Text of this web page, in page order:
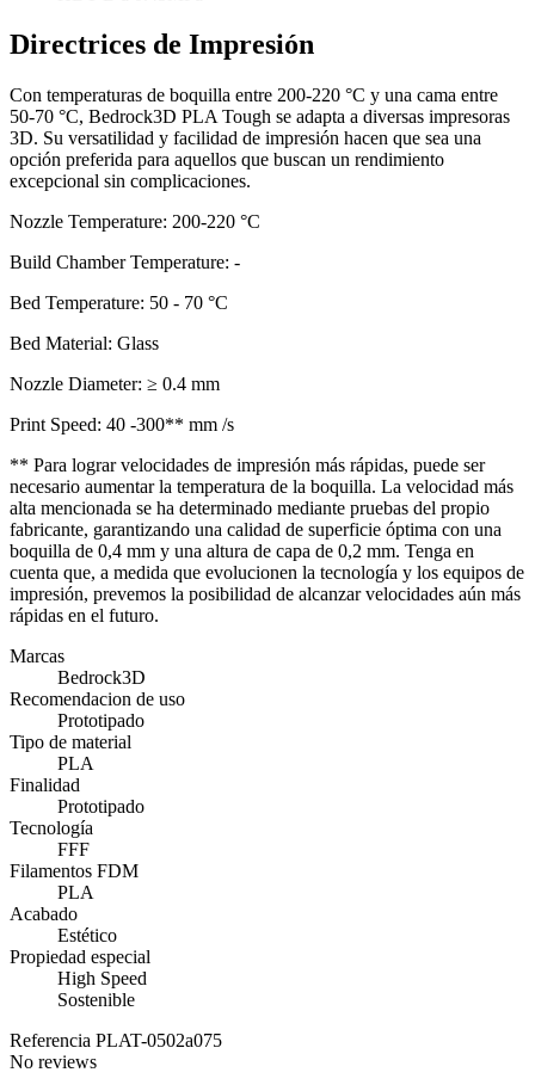
Directrices de Impresión
Con temperaturas de boquilla entre 200-220 °C y una cama entre
50-70 °C, Bedrock3D PLA Tough se adapta a diversas impresoras
3D. Su versatilidad y facilidad de impresión hacen que sea una
opción preferida para aquellos que buscan un rendimiento
excepcional sin complicaciones.
Nozzle Temperature: 200-220 °C
Build Chamber Temperature: -
Bed Temperature: 50 - 70 °C
Bed Material: Glass
Nozzle Diameter: ≥ 0.4 mm
Print Speed: 40 -300** mm /s
** Para lograr velocidades de impresión más rápidas, puede ser
necesario aumentar la temperatura de la boquilla. La velocidad más
alta mencionada se ha determinado mediante pruebas del propio
fabricante, garantizando una calidad de superficie óptima con una
boquilla de 0,4 mm y una altura de capa de 0,2 mm. Tenga en
cuenta que, a medida que evolucionen la tecnología y los equipos de
impresión, prevemos la posibilidad de alcanzar velocidades aún más
rápidas en el futuro.
Marcas
Bedrock3D
Recomendacion de uso
Prototipado
Tipo de material
PLA
Finalidad
Prototipado
Tecnología
FFF
Filamentos FDM
PLA
Acabado
Estético
Propiedad especial
High Speed
Sostenible
Referencia PLAT-0502a075
No reviews